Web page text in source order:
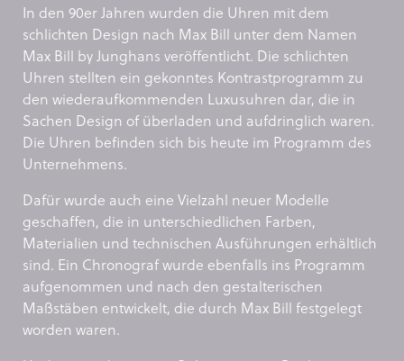
In den 90er Jahren wurden die Uhren mit dem
schlichten Design nach Max Bill unter dem Namen
Max Bill by Junghans veröffentlicht. Die schlichten
Uhren stellten ein gekonntes Kontrastprogramm zu
den wiederaufkommenden Luxusuhren dar, die in
Sachen Design of überladen und aufdringlich waren.
Die Uhren befinden sich bis heute im Programm des
Unternehmens.
Dafür wurde auch eine Vielzahl neuer Modelle
geschaffen, die in unterschiedlichen Farben,
Materialien und technischen Ausführungen erhältlich
sind. Ein Chronograf wurde ebenfalls ins Programm
aufgenommen und nach den gestalterischen
Maßstäben entwickelt, die durch Max Bill festgelegt
worden waren.